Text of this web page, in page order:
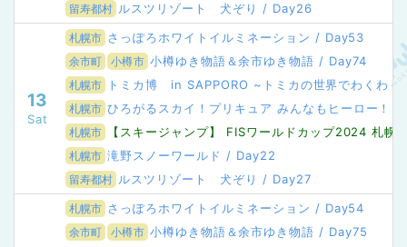
留寿都村 ルスツリゾート 犬ぞり / Day26
13
Sat
札幌市 さっぽろホワイトイルミネーション / Day53
余市町 小樽市 小樽ゆき物語＆余市ゆき物語 / Day74
札幌市 トミカ博 in SAPPORO ~トミカの世界でわくわ
札幌市 ひろがるスカイ！プリキュア みんなもヒーロー！
札幌市 【スキージャンプ】 FISワールドカップ2024 札幌
札幌市 滝野スノーワールド / Day22
留寿都村 ルスツリゾート 犬ぞり / Day27
札幌市 さっぽろホワイトイルミネーション / Day54
余市町 小樽市 小樽ゆき物語＆余市ゆき物語 / Day75